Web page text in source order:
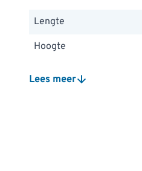
Lengte
Hoogte
Lees meer